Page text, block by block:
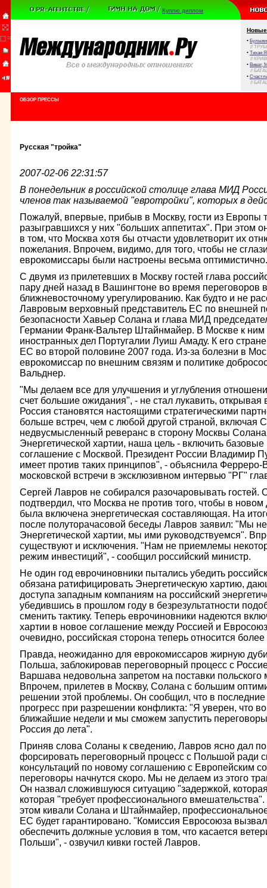
Куплю диплом
Новые
•
//
• Тихая
//
• Виват,
//
•
//
ОБЗОР ПРЕССЫ
Русская "тройка"
2007-02-06 22:31:57
В понедельник в российской столице глава МИД
членов так называемой "евротройки", которых в
Пожалуй, впервые, прибыв в Москву, гости из Европы
разыгравшихся у них "больших аппетитах". При этом
в том, что Москва хотя бы отчасти удовлетворит их
пожелания. Впрочем, видимо, для того, чтобы не
еврокомиссары были настроены весьма оптимистично.
С двумя из прилетевших в Москву гостей глава
пару дней назад в Вашингтоне во время переговоров
ближневосточному урегулированию. Как будто и не
Лавровым верховный представитель ЕС по внешней
безопасности Хавьер Солана и глава МИД
Германии Франк-Вальтер Штайнмайер. В Москве к ним
иностранных дел Португалии Луиш Амаду. К его
ЕС во второй половине 2007 года. Из-за болезни в
еврокомиссар по внешним связям и политике
Вальднер.
"Мы делаем все для улучшения и углубления
счет большие ожидания", - не стал лукавить,
Россия становятся настоящими стратегическими
больше встреч, чем с любой другой страной, включая
недвусмысленный реверанс в сторону Москвы
Энергетической хартии, наша цель - включить
соглашение с Москвой. Президент России Владимир
имеет против таких принципов", - объяснила Ферреро-
московской встречи в эксклюзивном интервью "РГ"
Сергей Лавров не собирался разочаровывать гостей.
подтвердил, что Москва не против того, чтобы в
была включена энергетическая составляющая. На
после полуторачасовой беседы Лавров заявил: "Мы
Энергетической хартии, мы ими руководствуемся".
существуют и исключения. "Нам не приемлемы
режим инвестиций", - сообщил российский министр.
Не один год еврочиновники пытались убедить
обязана ратифицировать Энергетическую хартию,
доступа западным компаниям на российский
убедившись в прошлом году в безрезультатности
сменить тактику. Теперь еврочиновники надеются
хартии в новое соглашение между Россией и
очевидно, российская сторона теперь относится более
Правда, неожиданно для еврокомиссаров жирную
Польша, заблокировав переговорный процесс с
Варшава недовольна запретом на поставки польского
Впрочем, прилетев в Москву, Солана с большим
решении этой проблемы. Он сообщил, что в последние
прогресс при разрешении конфликта: "Я уверен, что
ближайшие недели и мы сможем запустить
Россия до лета".
Приняв слова Соланы к сведению, Лавров ясно дал
форсировать переговорный процесс с Польшой ради
консультаций по новому соглашению с Европейским
переговоры начнутся скоро. Мы не делаем из этого
Он назвал сложившуюся ситуацию "задержкой,
которая "требует профессионального
этом кивали Солана и Штайнмайер,
ЕС будет гарантировано. "Комиссия Евросоюза
обеспечить должные условия в том, что касается
Польши", - озвучил кивки гостей Лавров.